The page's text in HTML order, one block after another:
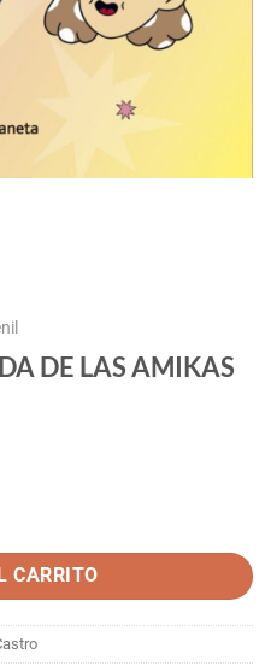
DE LAS AMIKAS
cantidad
CARRITO